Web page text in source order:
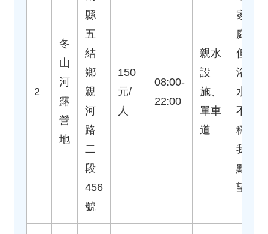
2
冬
山
河
露
營
地
縣
五
結
鄉
親
河
路
二
段
456
號
150
元/
人
08:00-
22:00
親水
設
施、
單車
道
家
庭，
但淋
浴間
水壓
不
穩，
我有
點失
望。